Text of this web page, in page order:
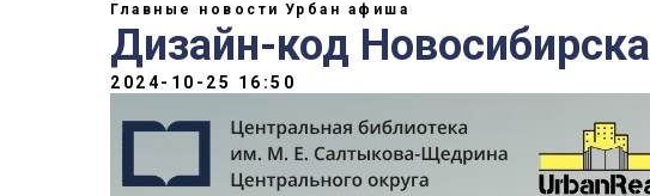
Главные новости Урбан афиша
Дизайн-код Новосибирска
2024-10-25 16:50